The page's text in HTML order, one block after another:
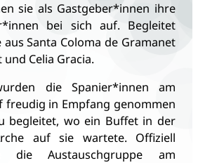
sie als Gastgeber*innen ihre
bei sich auf. Begleitet
Santa Coloma de Gramanet
Celia Gracia.
die Spanier*innen am
freudig in Empfang genommen
begleitet, wo ein Buffet in der
auf sie wartete. Offiziell
die Austauschgruppe am